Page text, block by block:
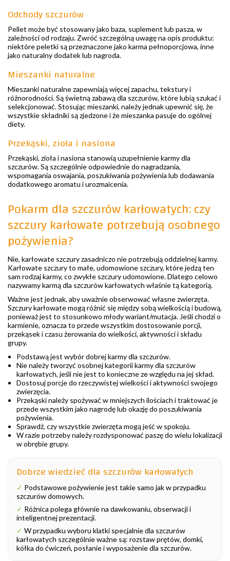
Odchody szczurów
Pellet może być stosowany jako baza, suplement lub pasza, w
zależności od rodzaju. Zwróć szczególną uwagę na opis produktu:
niektóre peletki są przeznaczone jako karma pełnoporcjowa, inne
jako naturalny dodatek lub nagroda.
Mieszanki naturalne
Mieszanki naturalne zapewniają więcej zapachu, tekstury i
różnorodności. Są świetną zabawą dla szczurów, które lubią szukać i
selekcjonować. Stosując mieszanki, należy jednak upewnić się, że
wszystkie składniki są zjedzone i że mieszanka pasuje do ogólnej
diety.
Przekąski, zioła i nasiona
Przekąski, zioła i nasiona stanowią uzupełnienie karmy dla
szczurów. Są szczególnie odpowiednie do nagradzania,
wspomagania oswajania, poszukiwania pożywienia lub dodawania
dodatkowego aromatu i urozmaicenia.
Pokarm dla szczurów karłowatych: czy
szczury karłowate potrzebują osobnego
pożywienia?
Nie, karłowate szczury zasadniczo nie potrzebują oddzielnej karmy.
Karłowate szczury to małe, udomowione szczury, które jedzą ten
sam rodzaj karmy, co zwykłe szczury udomowione. Dlatego celowo
nazywamy karmą dla szczurów karłowatych właśnie tą kategorią.
Ważne jest jednak, aby uważnie obserwować własne zwierzęta.
Szczury karłowate mogą różnić się między sobą wielkością i budową,
ponieważ jest to stosunkowo młody wariant/mutacja. Jeśli chodzi o
karmienie, oznacza to przede wszystkim dostosowanie porcji,
przekąsek i czasu żerowania do wielkości, aktywności i składu
grupy.
Podstawą jest wybór dobrej karmy dla szczurów.
Nie należy tworzyć osobnej kategorii karmy dla szczurów
karłowatych, jeśli nie jest to konieczne ze względu na jej skład.
Dostosuj porcje do rzeczywistej wielkości i aktywności swojego
zwierzęcia.
Przekąski należy spożywać w mniejszych ilościach i traktować je
przede wszystkim jako nagrodę lub okazję do poszukiwania
pożywienia.
Sprawdź, czy wszystkie zwierzęta mogą jeść w spokoju.
W razie potrzeby należy rozdysponować paszę do wielu lokalizacji
w obrębie grupy.
Dobrze wiedzieć dla szczurów karłowatych
✓ Podstawowe pożywienie jest takie samo jak w przypadku
szczurów domowych.
✓ Różnica polega głównie na dawkowaniu, obserwacji i
inteligentnej prezentacji.
✓ W przypadku wyboru klatki specjalnie dla szczurów
karłowatych szczególnie ważne są: rozstaw prętów, domki,
kółka do ćwiczeń, posłanie i wyposażenie dla szczurów.